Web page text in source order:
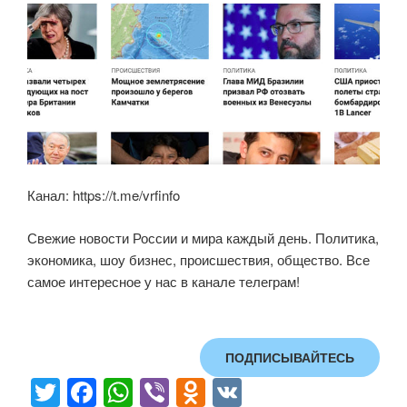
Канал: https://t.me/vrfinfo
Свежие новости России и мира каждый день. Политика,
экономика, шоу бизнес, происшествия, общество. Все
самое интересное у нас в канале телеграм!
ПОДПИСЫВАЙТЕСЬ
T F W Vi O